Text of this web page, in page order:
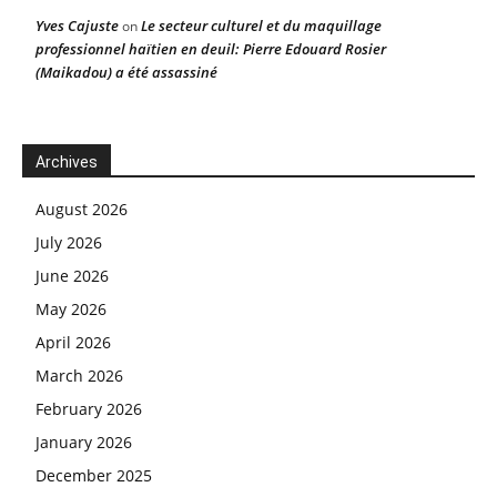
Yves CajusteonLe secteur culturel et du maquillage
professionnel haïtien en deuil: Pierre Edouard Rosier
(Maikadou) a été assassiné
Archives
August 2026
July 2026
June 2026
May 2026
April 2026
March 2026
February 2026
January 2026
December 2025